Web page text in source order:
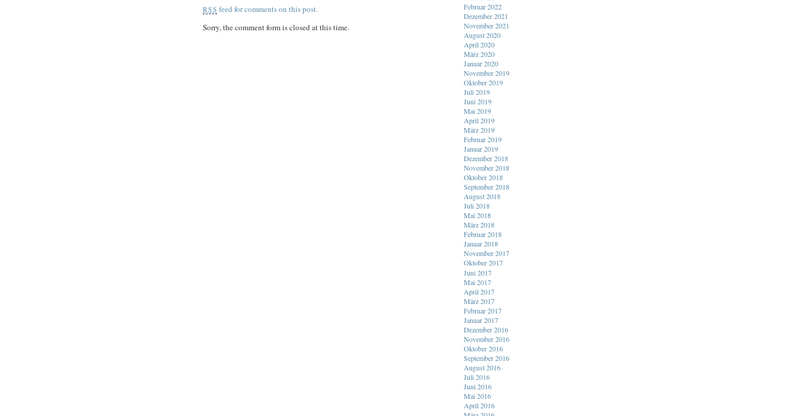
RSS feed for comments on this post.
Sorry, the comment form is closed at this time.
Februar 2022
Dezember 2021
November 2021
August 2020
April 2020
März 2020
Januar 2020
November 2019
Oktober 2019
Juli 2019
Juni 2019
Mai 2019
April 2019
März 2019
Februar 2019
Januar 2019
Dezember 2018
November 2018
Oktober 2018
September 2018
August 2018
Juli 2018
Mai 2018
März 2018
Februar 2018
Januar 2018
November 2017
Oktober 2017
Juni 2017
Mai 2017
April 2017
März 2017
Februar 2017
Januar 2017
Dezember 2016
November 2016
Oktober 2016
September 2016
August 2016
Juli 2016
Juni 2016
Mai 2016
April 2016